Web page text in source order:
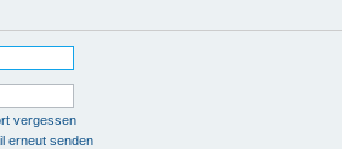
vergessen
erneut senden